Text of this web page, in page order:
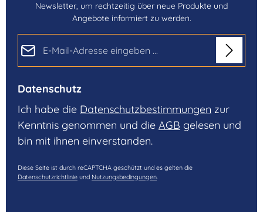
Newsletter, um rechtzeitig über neue Produkte und
Angebote informiert zu werden.
Datenschutz
Ich habe die Datenschutzbestimmungen zur
Kenntnis genommen und die AGB gelesen und
bin mit ihnen einverstanden.
Diese Seite ist durch reCAPTCHA geschützt und es gelten die
Datenschutzrichtlinie und Nutzungsbedingungen.